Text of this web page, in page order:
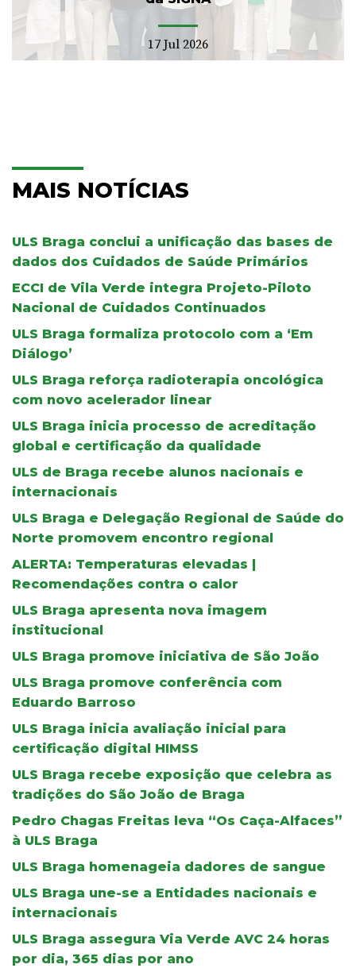
17 Jul 2026
MAIS NOTÍCIAS
ULS Braga conclui a unificação das bases de
dados dos Cuidados de Saúde Primários
ECCI de Vila Verde integra Projeto-Piloto
Nacional de Cuidados Continuados
ULS Braga formaliza protocolo com a ‘Em
Diálogo’
ULS Braga reforça radioterapia oncológica
com novo acelerador linear
ULS Braga inicia processo de acreditação
global e certificação da qualidade
ULS de Braga recebe alunos nacionais e
internacionais
ULS Braga e Delegação Regional de Saúde do
Norte promovem encontro regional
ALERTA: Temperaturas elevadas |
Recomendações contra o calor
ULS Braga apresenta nova imagem
institucional
ULS Braga promove iniciativa de São João
ULS Braga promove conferência com
Eduardo Barroso
ULS Braga inicia avaliação inicial para
certificação digital HIMSS
ULS Braga recebe exposição que celebra as
tradições do São João de Braga
Pedro Chagas Freitas leva “Os Caça-Alfaces”
à ULS Braga
ULS Braga homenageia dadores de sangue
ULS Braga une-se a Entidades nacionais e
internacionais
ULS Braga assegura Via Verde AVC 24 horas
por dia, 365 dias por ano